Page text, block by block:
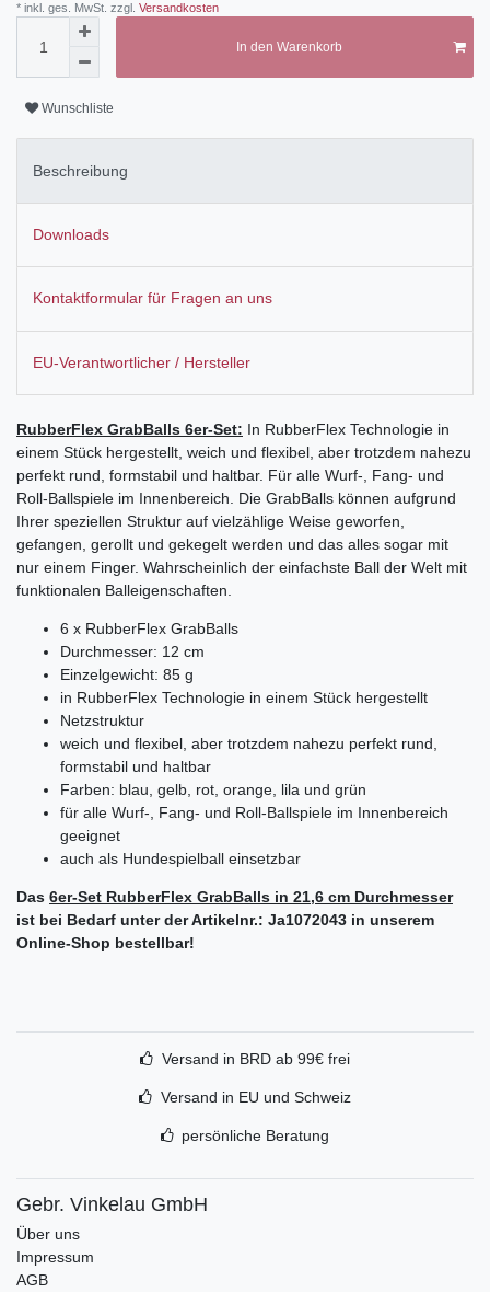
* inkl. ges. MwSt. zzgl. Versandkosten
In den Warenkorb
Wunschliste
Beschreibung
Downloads
Kontaktformular für Fragen an uns
EU-Verantwortlicher / Hersteller
RubberFlex GrabBalls 6er-Set: In RubberFlex Technologie in
einem Stück hergestellt, weich und flexibel, aber trotzdem nahezu
perfekt rund, formstabil und haltbar. Für alle Wurf-, Fang- und
Roll-Ballspiele im Innenbereich. Die GrabBalls können aufgrund
Ihrer speziellen Struktur auf vielzählige Weise geworfen,
gefangen, gerollt und gekegelt werden und das alles sogar mit
nur einem Finger. Wahrscheinlich der einfachste Ball der Welt mit
funktionalen Balleigenschaften.
6 x RubberFlex GrabBalls
Durchmesser: 12 cm
Einzelgewicht: 85 g
in RubberFlex Technologie in einem Stück hergestellt
Netzstruktur
weich und flexibel, aber trotzdem nahezu perfekt rund,
formstabil und haltbar
Farben: blau, gelb, rot, orange, lila und grün
für alle Wurf-, Fang- und Roll-Ballspiele im Innenbereich
geeignet
auch als Hundespielball einsetzbar
Das 6er-Set RubberFlex GrabBalls in 21,6 cm Durchmesser
ist bei Bedarf unter der Artikelnr.: Ja1072043 in unserem
Online-Shop bestellbar!
Versand in BRD ab 99€ frei
Versand in EU und Schweiz
persönliche Beratung
Gebr. Vinkelau GmbH
Über uns
Impressum
AGB